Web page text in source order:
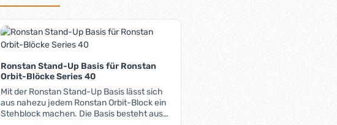
Ronstan Stand-Up Basis für Ronstan
Orbit-Blöcke Series 40
Mit der Ronstan Stand-Up Basis lässt sich
aus nahezu jedem Ronstan Orbit-Block ein
Stehblock machen. Die Basis besteht aus